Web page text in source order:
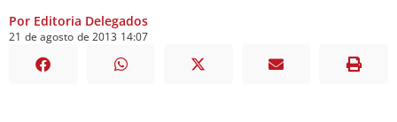
Por Editoria Delegados
21 de agosto de 2013 14:07